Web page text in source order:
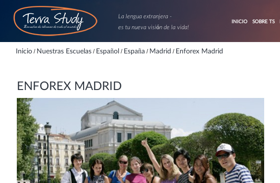
La lengua extranjera -
es tu nueva visión de la vida!
INICIO SOBRE TS
Inicio / Nuestras Escuelas / Español / España / Madrid / Enforex Madrid
ENFOREX MADRID